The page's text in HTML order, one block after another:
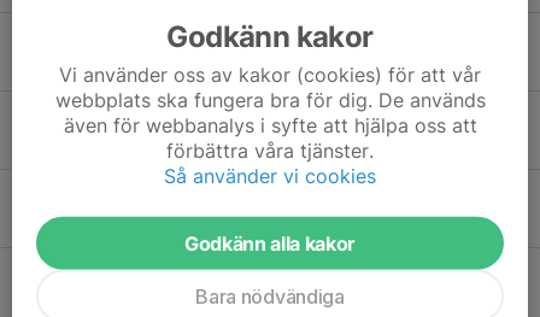
Nyöppning för Hockeystore i Ängelholm
5 jul, 22:00
Biljetter!
25 jun, 10:40
18 jun, 14:01
IF Lejonet U18 försäsongscup 12 september-2026
Godkänn kakor
Vi använder oss av kakor (cookies) för att vår
webbplats ska fungera bra för dig. De används
även för webbanalys i syfte att hjälpa oss att
förbättra våra tjänster.
Så använder vi cookies
Godkänn alla kakor
Bara nödvändiga